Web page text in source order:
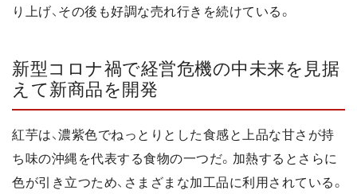
り上げ、その後も好調な売れ行きを続けている。
新型コロナ禍で経営危機の中未来を見据
えて新商品を開発
紅芋は、濃紫色でねっとりとした食感と上品な甘さが持
ち味の沖縄を代表する食物の一つだ。加熱するとさらに
色が引き立つため、さまざまな加工品に利用されている。